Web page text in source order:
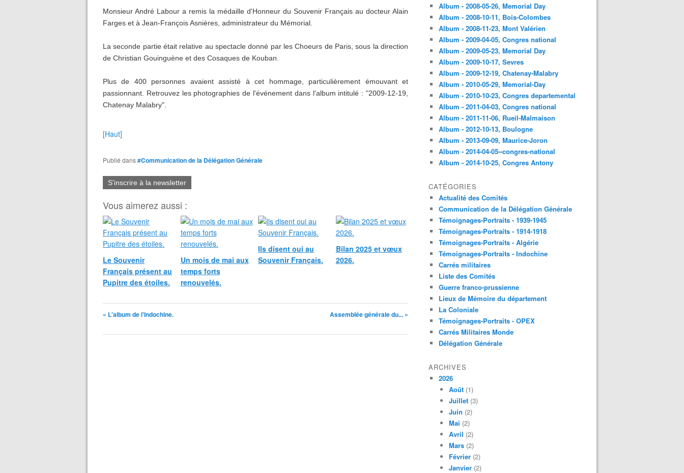
Monsieur André Labour a remis la médaille d'Honneur du Souvenir Français au docteur Alain
Farges et à Jean-François Asnières, administrateur du Mémorial.
La seconde partie était relative au spectacle donné par les Choeurs de Paris, sous la direction
de Christian Gouinguène et des Cosaques de Kouban.
Plus de 400 personnes avaient assisté à cet hommage, particulièrement émouvant et
passionnant. Retrouvez les photographies de l'événement dans l'album intitulé : "2009-12-19,
Chatenay Malabry".
[Haut]
Publié dans#Communication de la Délégation Générale
S'inscrire à la newsletter
Vous aimerez aussi :
Le Souvenir
Français présent au
Pupitre des étoiles.
Un mois de mai aux
temps forts
renouvelés.
Ils disent oui au
Souvenir Français.
Bilan 2025 et vœux
2026.
« L'album de l'Indochine. Assemblée générale du... »
Album - 2008-05-26, Memorial Day
Album - 2008-10-11, Bois-Colombes
Album - 2008-11-23, Mont Valérien
Album - 2009-04-05, Congres national
Album - 2009-05-23, Memorial Day
Album - 2009-10-17, Sevres
Album - 2009-12-19, Chatenay-Malabry
Album - 2010-05-29, Memorial-Day
Album - 2010-10-23, Congres departemental
Album - 2011-04-03, Congres national
Album - 2011-11-06, Rueil-Malmaison
Album - 2012-10-13, Boulogne
Album - 2013-09-09, Maurice-Joron
Album - 2014-04-05--congres-national
Album - 2014-10-25, Congres Antony
CATÉGORIES
Actualité des Comités
Communication de la Délégation Générale
Témoignages-Portraits - 1939-1945
Témoignages-Portraits - 1914-1918
Témoignages-Portraits - Algérie
Témoignages-Portraits - Indochine
Carrés militaires
Liste des Comités
Guerre franco-prussienne
Lieux de Mémoire du département
La Coloniale
Témoignages-Portraits - OPEX
Carrés Militaires Monde
Délégation Générale
ARCHIVES
2026
Août (1)
Juillet (3)
Juin (2)
Mai (2)
Avril (2)
Mars (2)
Février (2)
Janvier (2)